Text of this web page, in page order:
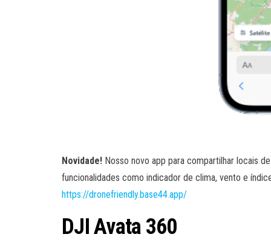
Novidade! Nosso novo app para compartilhar locais
funcionalidades como indicador de clima, vento e
https://dronefriendly.base44.app/
DJI Avata 360